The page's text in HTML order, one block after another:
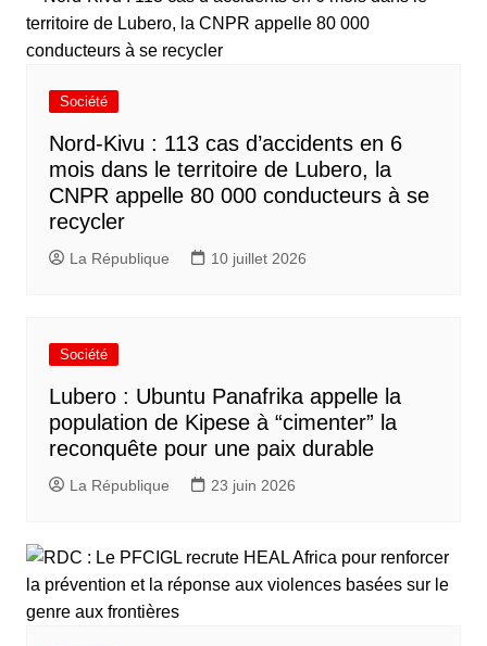
Société
Nord-Kivu : 113 cas d’accidents en 6
mois dans le territoire de Lubero, la
CNPR appelle 80 000 conducteurs à se
recycler
La République 10 juillet 2026
Société
Lubero : Ubuntu Panafrika appelle la
population de Kipese à “cimenter” la
reconquête pour une paix durable
La République 23 juin 2026